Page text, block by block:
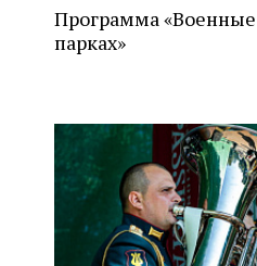
Программа
парках»